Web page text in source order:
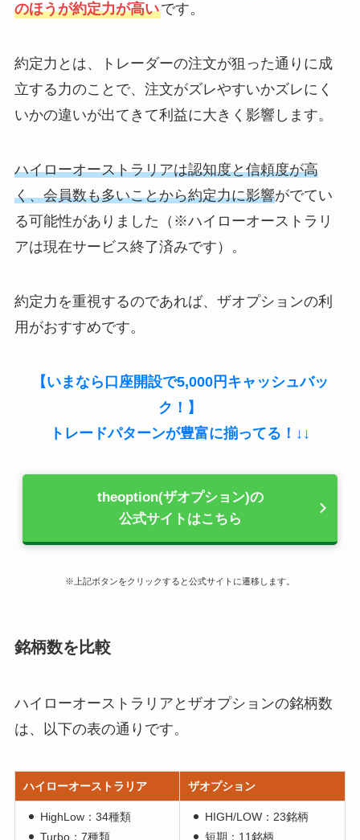
のほうが約定力が高いです。
約定力とは、トレーダーの注文が狙った通りに成
立する力のことで、注文がズレやすいかズレにく
いかの違いが出てきて利益に大きく影響します。
ハイローオーストラリアは認知度と信頼度が高
く、会員数も多いことから約定力に影響がでてい
る可能性がありました（※ハイローオーストラリ
アは現在サービス終了済みです）。
約定力を重視するのであれば、ザオプションの利
用がおすすめです。
【いまなら口座開設で5,000円キャッシュバッ
ク！】
トレードパターンが豊富に揃ってる！↓↓
theoption(ザオプション)の
公式サイトはこちら
※上記ボタンをクリックすると公式サイトに遷移します。
銘柄数を比較
ハイローオーストラリアとザオプションの銘柄数
は、以下の表の通りです。
ハイローオーストラリア ザオプション
HighLow：34種類
Turbo：7種類
HIGH/LOW：23銘柄
短期：11銘柄